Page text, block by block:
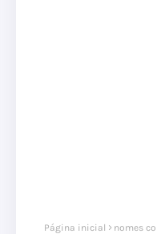
Página inicial nomes